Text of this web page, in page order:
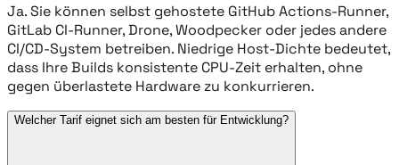
Ja. Sie können selbst gehostete GitHub Actions-Runner,
GitLab CI-Runner, Drone, Woodpecker oder jedes andere
CI/CD-System betreiben. Niedrige Host-Dichte bedeutet,
dass Ihre Builds konsistente CPU-Zeit erhalten, ohne
gegen überlastete Hardware zu konkurrieren.
Welcher Tarif eignet sich am besten für Entwicklung?